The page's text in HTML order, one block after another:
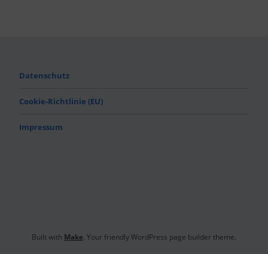
Datenschutz
Cookie-Richtlinie (EU)
Impressum
Built with Make. Your friendly WordPress page builder theme.